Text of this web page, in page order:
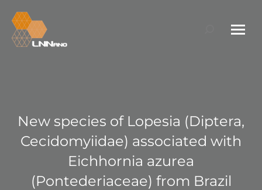
Search:
New species of Lopesia (Diptera,
Cecidomyiidae) associated with
Eichhornia azurea
(Pontederiaceae) from Brazil